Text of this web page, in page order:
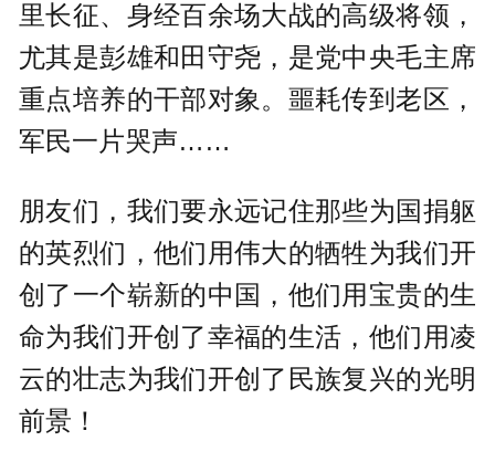
里长征、身经百余场大战的高级将领，
尤其是彭雄和田守尧，是党中央毛主席
重点培养的干部对象。噩耗传到老区，
军民一片哭声……
朋友们，我们要永远记住那些为国捐躯
的英烈们，他们用伟大的牺牲为我们开
创了一个崭新的中国，他们用宝贵的生
命为我们开创了幸福的生活，他们用凌
云的壮志为我们开创了民族复兴的光明
前景！